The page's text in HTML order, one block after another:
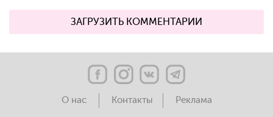
ЗАГРУЗИТЬ КОММЕНТАРИИ
О нас Контакты Реклама